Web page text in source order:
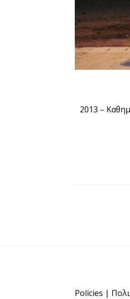
2013 –
Policies |